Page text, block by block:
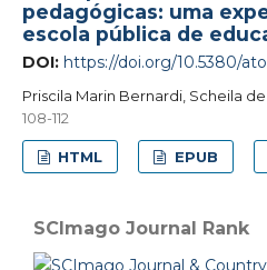
pedagógicas: uma
escola pública de
DOI: https://doi.org/10.5380/
Priscila Marin Bernardi, Scheila de
108-112
HTML EPUB
SCImago Journal Rank